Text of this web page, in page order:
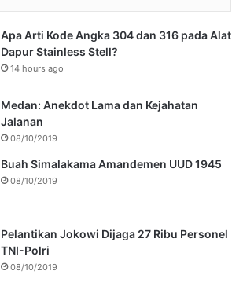
Apa Arti Kode Angka 304 dan 316 pada Alat
Dapur Stainless Stell?
14 hours ago
Medan: Anekdot Lama dan Kejahatan
Jalanan
08/10/2019
Buah Simalakama Amandemen UUD 1945
08/10/2019
Pelantikan Jokowi Dijaga 27 Ribu Personel
TNI-Polri
08/10/2019